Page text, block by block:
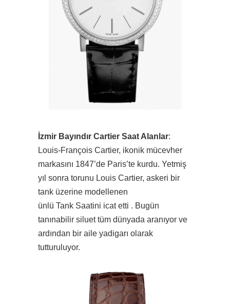
İzmir Bayındır Cartier Saat Alanlar:
Louis-François Cartier, ikonik mücevher
markasını 1847’de Paris’te kurdu. Yetmiş
yıl sonra torunu Louis Cartier, askeri bir
tank üzerine modellenen
ünlü Tank Saatini icat etti . Bugün
tanınabilir siluet tüm dünyada aranıyor ve
ardından bir aile yadigarı olarak
tutturuluyor.